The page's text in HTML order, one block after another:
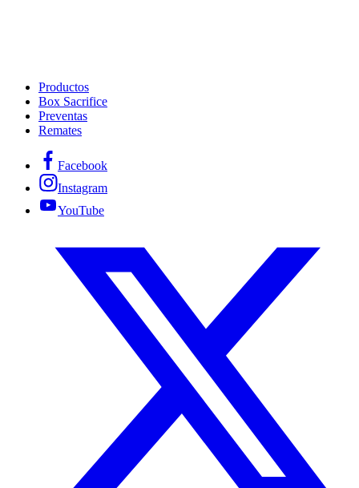
Productos
Box Sacrifice
Preventas
Remates
Facebook
Instagram
YouTube